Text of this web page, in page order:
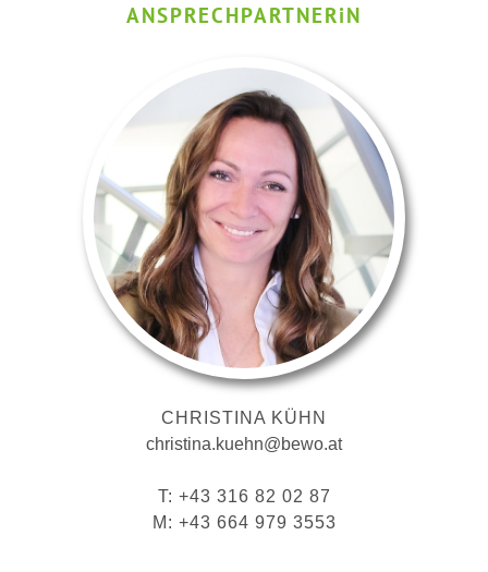
ANSPRECHPARTNERiN
CHRISTINA KÜHN
christina.kuehn@bewo.at
T: +43 316 82 02 87
M: +43 664 979 3553